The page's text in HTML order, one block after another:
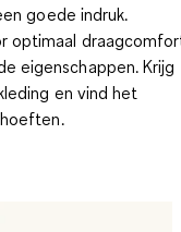
goede indruk.
optimaal
eigenschappen. Krijg
en vind het